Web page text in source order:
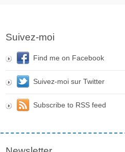
Suivez-moi
Find me on Facebook
Suivez-moi sur Twitter
Subscribe to RSS feed